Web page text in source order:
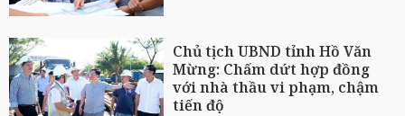
Chủ tịch UBND tỉnh Hồ Văn
Mừng: Chấm dứt hợp đồng
với nhà thầu vi phạm, chậm
tiến độ